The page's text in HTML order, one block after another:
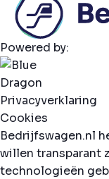
Powered by:
Privacyverklaring
Cookies
Bedrijfswagen.nl
willen transparant
technologieën